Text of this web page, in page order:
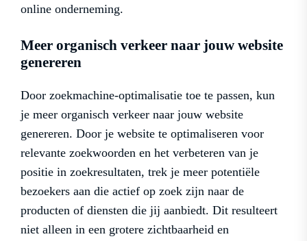
online onderneming.
Meer organisch verkeer naar jouw website
genereren
Door zoekmachine-optimalisatie toe te passen, kun
je meer organisch verkeer naar jouw website
genereren. Door je website te optimaliseren voor
relevante zoekwoorden en het verbeteren van je
positie in zoekresultaten, trek je meer potentiële
bezoekers aan die actief op zoek zijn naar de
producten of diensten die jij aanbiedt. Dit resulteert
niet alleen in een grotere zichtbaarheid en